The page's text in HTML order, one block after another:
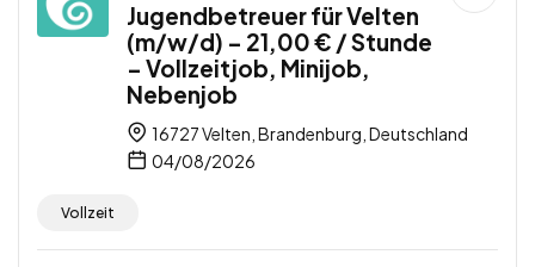
Jugendbetreuer für Velten
(m/w/d) – 21,00 € / Stunde
– Vollzeitjob, Minijob,
Nebenjob
16727 Velten, Brandenburg, Deutschland
04/08/2026
Vollzeit